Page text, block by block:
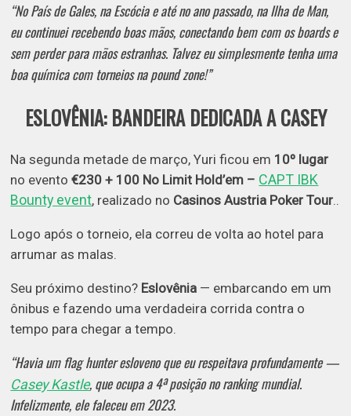
“No País de Gales, na Escócia e até no ano passado, na Ilha de Man,
eu continuei recebendo boas mãos, conectando bem com os boards e
sem perder para mãos estranhas. Talvez eu simplesmente tenha uma
boa química com torneios napound zone!”
ESLOVÊNIA: BANDEIRA DEDICADA A CASEY
Na segunda metade de março, Yuri ficou em 10º lugar
no evento€230 + 100 No Limit Hold’em – CAPT IBK
Bounty event, realizado no Casinos Austria Poker Tour..
Logo após o torneio, ela correu de volta ao hotel para
arrumar as malas.
Seu próximo destino? Eslovênia — embarcando em um
ônibus e fazendo uma verdadeira corrida contra o
tempo para chegar a tempo.
“Havia um flag hunter esloveno que eu respeitava profundamente —
Casey Kastle, que ocupa a 4ª posição no ranking mundial.
Infelizmente, ele faleceu em 2023.